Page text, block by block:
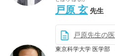
戸原 玄 先生
戸原先生の
東京科学大学 医学